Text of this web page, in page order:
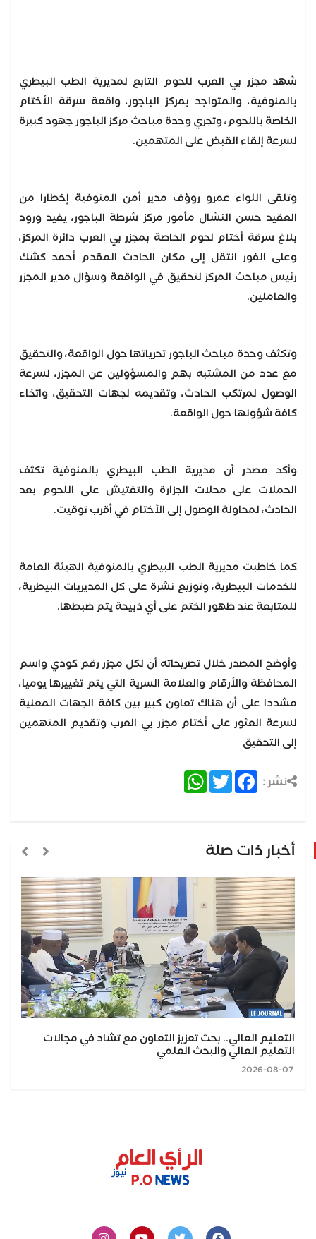
شهد مجزر بي العرب للحوم التابع لمديرية الطب البيطري
بالمنوفية، والمتواجد بمركز الباجور، واقعة سرقة الأختام
الخاصة باللحوم، وتجري وحدة مباحث مركز الباجور جهود كبيرة
لسرعة إلقاء القبض على المتهمين.
وتلقى اللواء عمرو روؤف مدير أمن المنوفية إخطارا من
العقيد حسن النشال مأمور مركز شرطة الباجور، يفيد ورود
بلاغ سرقة أختام لحوم الخاصة بمجزر بي العرب دائرة المركز،
وعلى الفور انتقل إلى مكان الحادث المقدم أحمد كشك
رئيس مباحث المركز لتحقيق في الواقعة وسؤال مدير المجزر
والعاملين.
وتكثف وحدة مباحث الباجور تحرياتها حول الواقعة، والتحقيق
مع عدد من المشتبه بهم والمسؤولين عن المجزر، لسرعة
الوصول لمرتكب الحادث، وتقديمه لجهات التحقيق، واتخاء
كافة شؤونها حول الواقعة.
وأكد مصدر أن مديرية الطب البيطري بالمنوفية تكثف
الحملات على محلات الجزارة والتفتيش على اللحوم بعد
الحادث، لمحاولة الوصول إلى الأختام في أقرب توقيت.
كما خاطبت مديرية الطب البيطري بالمنوفية الهيئة العامة
للخدمات البيطرية، وتوزيع نشرة على كل المديريات البيطرية،
للمتابعة عند ظهور الختم على أي ذبيحة يتم ضبطها.
وأوضح المصدر خلال تصريحاته أن لكل مجزر رقم كودي واسم
المحافظة والأرقام والعلامة السرية التي يتم تغييرها يوميا،
مشددا على أن هناك تعاون كبير بين كافة الجهات المعنية
لسرعة العثور على أختام مجزر بي العرب وتقديم المتهمين
إلى التحقيق
نشر : Facebook
Twitter
WhatsApp
أخبار ذات صلة
التعليم العالي.. بحث تعزيز التعاون مع تشاد في مجالات
التعليم العالي والبحث العلمي